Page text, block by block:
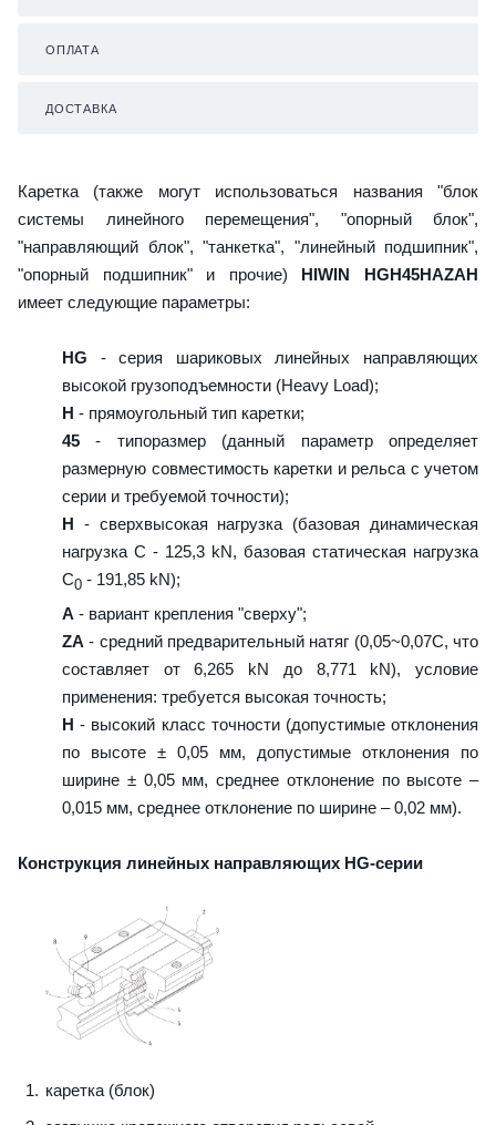
ОПЛАТА
ДОСТАВКА
Каретка (также могут использоваться названия "блок
системы линейного перемещения", "опорный блок",
"направляющий блок", "танкетка", "линейный подшипник",
"опорный подшипник" и прочие) HIWIN HGH45HAZAH
имеет следующие параметры:
HG - серия шариковых линейных направляющих
высокой грузоподъемности (Heavy Load);
H - прямоугольный тип каретки;
45 - типоразмер (данный параметр определяет
размерную совместимость каретки и рельса с учетом
серии и требуемой точности);
H - сверхвысокая нагрузка (базовая динамическая
нагрузка C - 125,3 kN, базовая статическая нагрузка
С0 - 191,85 kN);
A - вариант крепления "сверху";
ZA - средний предварительный натяг (0,05~0,07C, что
составляет от 6,265 kN до 8,771 kN), условие
применения: требуется высокая точность;
H - высокий класс точности (допустимые отклонения
по высоте ± 0,05 мм, допустимые отклонения по
ширине ± 0,05 мм, среднее отклонение по высоте –
0,015 мм, среднее отклонение по ширине – 0,02 мм).
Конструкция линейных направляющих HG-серии
каретка (блок)